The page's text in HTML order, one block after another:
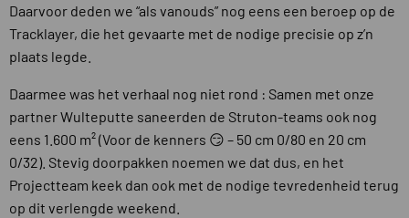
Daarvoor deden we “als vanouds” nog eens een beroep op de
Tracklayer, die het gevaarte met de nodige precisie op z’n
plaats legde.
Daarmee was het verhaal nog niet rond : Samen met onze
partner Wulteputte saneerden de Struton-teams ook nog
eens 1.600 m² (Voor de kenners 😏 – 50 cm 0/80 en 20 cm
0/32). Stevig doorpakken noemen we dat dus, en het
Projectteam keek dan ook met de nodige tevredenheid terug
op dit verlengde weekend.